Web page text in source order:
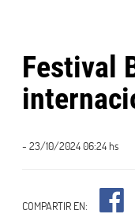
Festival
- 23/10/2024 06:24 hs
COMPARTIR EN: